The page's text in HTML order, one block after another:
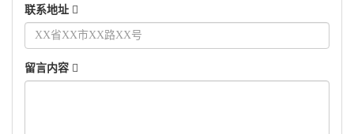
联系地址
留言内容